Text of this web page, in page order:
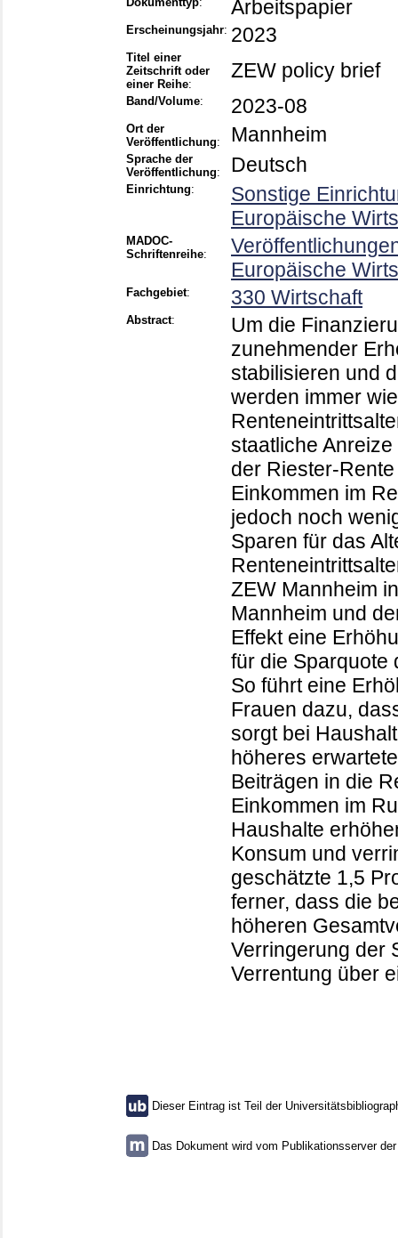
Arbeitspapier
Erscheinungsjahr: 2023
Titel einer
Zeitschrift oder
einer Reihe:
ZEW policy brief
Band/Volume: 2023-08
Ort der
Veröffentlichung: Mannheim
Sprache der
Veröffentlichung: Deutsch
Einrichtung:
Sonstige
Europäische
MADOC-
Schriftenreihe:
Europäische
Fachgebiet: 330 Wirtschaft
Abstract:
Um die
zunehmender
stabilisieren und
werden immer
staatliche
der Riester-
Einkommen im
jedoch noch
Sparen für das
ZEW Mannheim
Mannheim und
Effekt eine
für die Sparquote
So führt eine
Frauen dazu,
sorgt bei
höheres
Beiträgen in die
Einkommen im
Haushalte
Konsum und
geschätzte 1,5
ferner, dass die
höheren
Verringerung der
Verrentung über
Dieser Eintrag ist Teil der
Das Dokument wird vom Publikationsserver